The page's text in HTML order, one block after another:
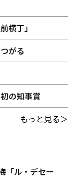
横丁」
がる
の知事賞
もっと見る＞
「ル・デセー